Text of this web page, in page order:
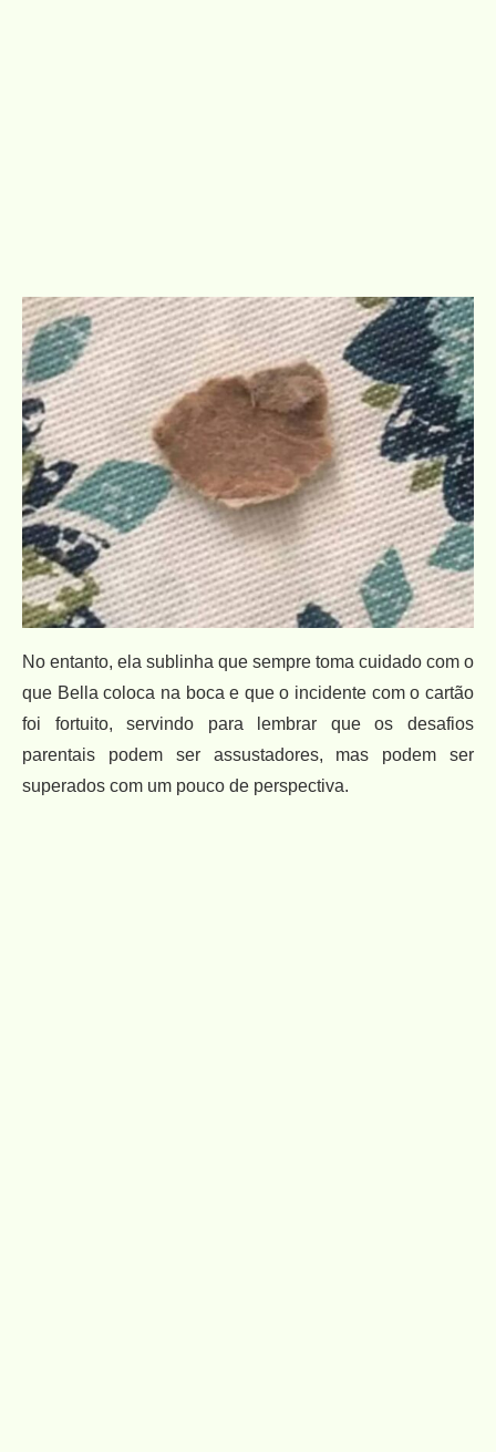
No entanto, ela sublinha que sempre toma cuidado com o
que Bella coloca na boca e que o incidente com o cartão
foi fortuito, servindo para lembrar que os desafios
parentais podem ser assustadores, mas podem ser
superados com um pouco de perspectiva.